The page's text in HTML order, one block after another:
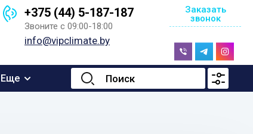
+375 (44) 5-187-187
Звоните с 09:00-18:00
info@vipclimate.by
Заказать
звонок
Еще